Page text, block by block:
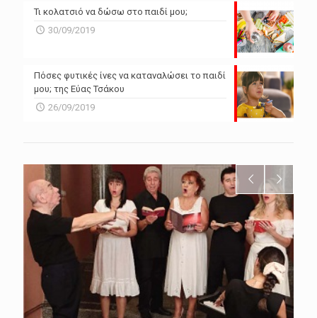
Τι κολατσιό να δώσω στο παιδί μου;
30/09/2019
Πόσες φυτικές ίνες να καταναλώσει το παιδί
μου; της Εύας Τσάκου
26/09/2019